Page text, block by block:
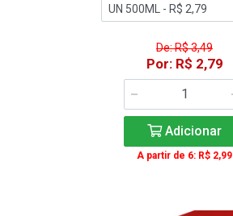
De: R$ 3,49
Por: R$ 2,79
Adicionar
A partir de 6: R$ 2,99